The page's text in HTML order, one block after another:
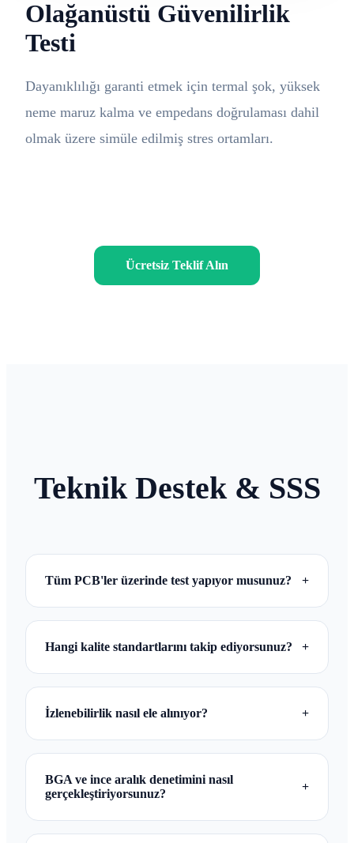
Olağanüstü Güvenilirlik
Testi
Dayanıklılığı garanti etmek için termal şok, yüksek
neme maruz kalma ve empedans doğrulaması dahil
olmak üzere simüle edilmiş stres ortamları.
Ücretsiz Teklif Alın
Teknik Destek & SSS
Tüm PCB'ler üzerinde test yapıyor musunuz? +
çıkmasını sağlamak için gelişmiş AOI, uçan prob ve
fonksiyonel testler kullanarak her PCB üzerinde
Hangi kalite standartlarını takip ediyorsunuz? +
standartları kapsamında tamamen sertifikalıdır. Kritik
uygulamalar için IPC Sınıf 2 ve Sınıf 3
İzlenebilirlik nasıl ele alınıyor? +
denetim ve sevkiyata kadar ERP sistemimiz
aracılığıyla takip edilen benzersiz bir lot numarası
atanır.
BGA ve ince aralık denetimini nasıl
gerçekleştiriyorsunuz?
+